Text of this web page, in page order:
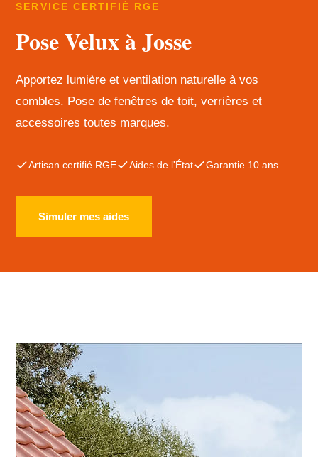
SERVICE CERTIFIÉ RGE
Pose Velux à Josse
Apportez lumière et ventilation naturelle à vos
combles. Pose de fenêtres de toit, verrières et
accessoires toutes marques.
Artisan certifié RGE Aides de l'État Garantie 10 ans
Simuler mes aides